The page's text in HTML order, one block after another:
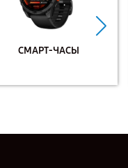
СМАРТ-ЧАСЫ